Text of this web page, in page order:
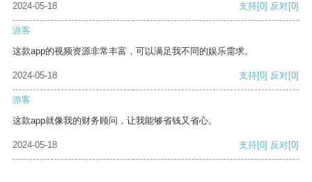
2024-05-18 支持[0] 反对[0]
游客
这款app的视频资源非常丰富，可以满足我不同的娱乐需求。
2024-05-18 支持[0] 反对[0]
游客
这款app就像我的财务顾问，让我能够省钱又省心。
2024-05-18 支持[0] 反对[0]